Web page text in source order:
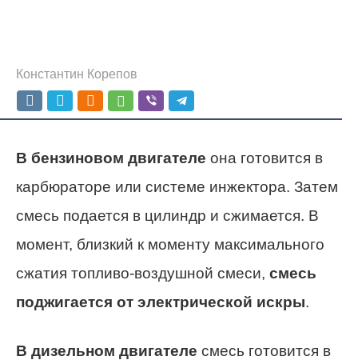
Константин Корепов
В бензиновом двигателе она готовится в
карбюраторе или системе инжектора. Затем
смесь подается в цилиндр и сжимается. В
момент, близкий к моменту максимального
сжатия топливо-воздушной смеси, смесь
поджигается от электрической искры.
В дизельном двигателе смесь готовится в